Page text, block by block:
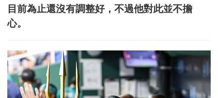
目前為止還沒有調整好，不過他對此並不擔
心。